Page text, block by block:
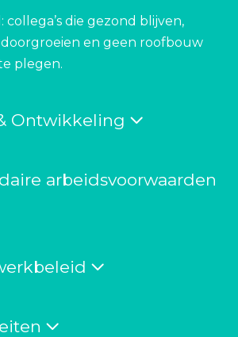
collega’s die gezond blijven,
en geen roofbouw
plegen.
Ontwikkeling
arbeidsvoorwaarden